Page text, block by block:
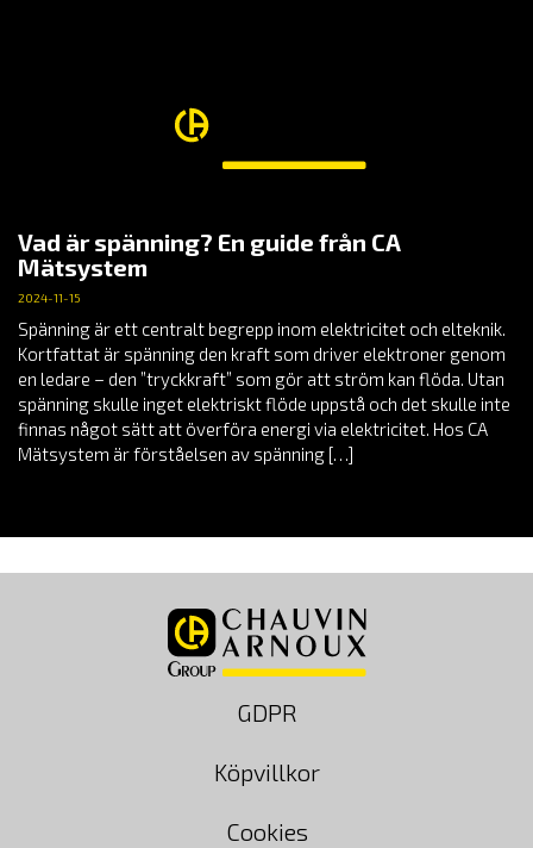
Vad är spänning? En guide från CA
Mätsystem
2024-11-15
Spänning är ett centralt begrepp inom elektricitet och elteknik.
Kortfattat är spänning den kraft som driver elektroner genom
en ledare – den ”tryckkraft” som gör att ström kan flöda. Utan
spänning skulle inget elektriskt flöde uppstå och det skulle inte
finnas något sätt att överföra energi via elektricitet. Hos CA
Mätsystem är förståelsen av spänning […]
GDPR
Köpvillkor
Cookies